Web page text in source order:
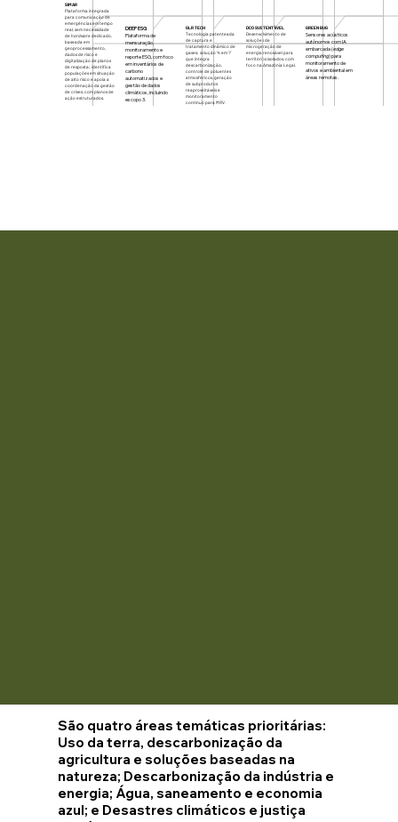
DCO SUSTENTÁVEL
Desenvolvimento de
soluções de
microgeração de
energia renovável para
territórios isolados, com
foco na Amazônia Legal.
SIMAR
Plataforma integrada
para comunicação de
emergências em tempo
real, sem necessidade
dehardwarededicado,
baseada em
geoprocessamento,
dados de risco e
digitalização de planos
de resposta; identifica
populações em situação
de alto risco e apoia a
coordenação da gestão
de crises, com planos de
ação estruturados.
DEEP ESG
Plataforma de
mensuração,
monitoramento e
reporte ESG, com foco
em inventários de
carbono
automatizados e
gestão de dados
climáticos, incluindo
escopo 3.
GLR TECH
Tecnologia patenteada
de captura e
tratamento dinâmico de
gases; solução “4 em 1”
que integra
descarbonização,
controle de poluentes
atmosféricos, geração
de subprodutos
reaproveitáveis e
monitoramento
contínuo para MRV.
GREEN BUG
Sensores acústicos
autônomos com IA
embarcada (edge
computing) para
monitoramento de
ativos e ambiental em
áreas remotas.
São quatro áreas temáticas prioritárias:
Uso da terra, descarbonização da
agricultura e soluções baseadas na
natureza; Descarbonização da indústria e
energia; Água, saneamento e economia
azul; e Desastres climáticos e justiça